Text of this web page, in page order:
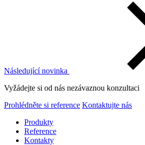
Následující novinka
Vyžádejte si od nás nezávaznou konzultaci
Prohlédněte si reference Kontaktujte nás
Produkty
Reference
Kontakty